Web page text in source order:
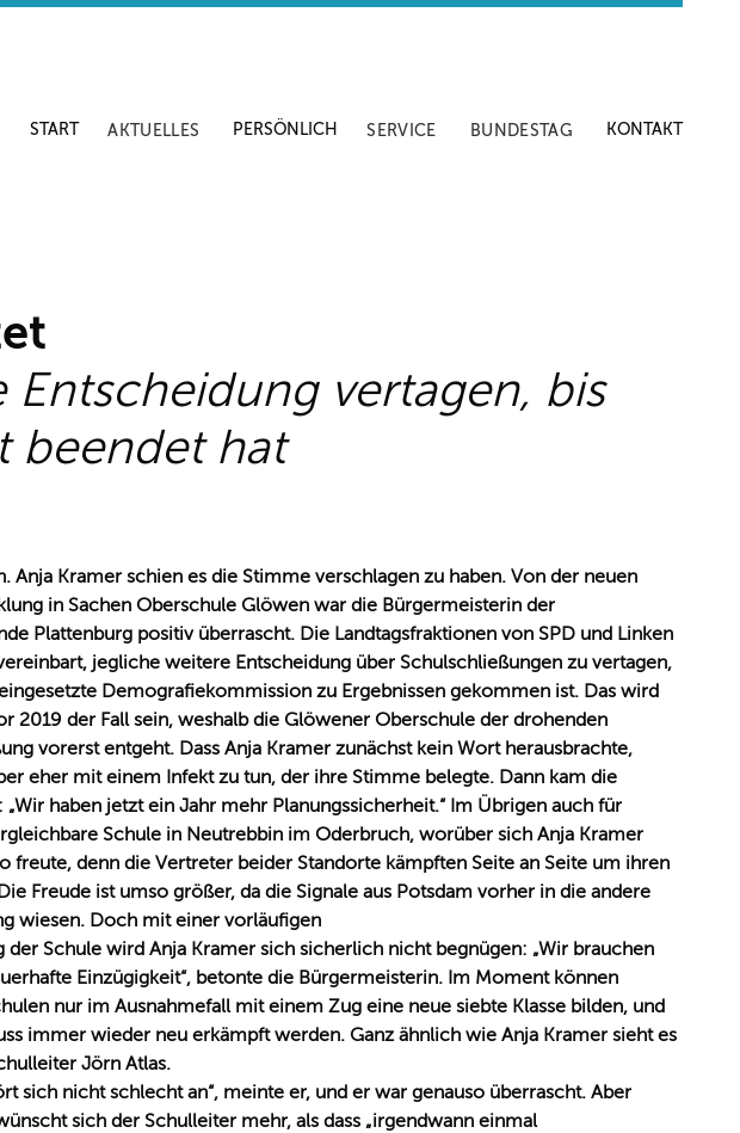
START AKTUELLES PERSÖNLICH SERVICE BUNDESTAG KONTAKT
vertagen, bis
beendet hat
Anja Kramer schien es die Stimme verschlagen zu haben. Von der neuen
in Sachen Oberschule Glöwen war die Bürgermeisterin der
Plattenburg positiv überrascht. Die Landtagsfraktionen von SPD und Linken
jegliche weitere Entscheidung über Schulschließungen zu vertagen,
Demografiekommission zu Ergebnissen gekommen ist. Das wird
2019 der Fall sein, weshalb die Glöwener Oberschule der drohenden
vorerst entgeht. Dass Anja Kramer zunächst kein Wort herausbrachte,
eher mit einem Infekt zu tun, der ihre Stimme belegte. Dann kam die
„Wir haben jetzt ein Jahr mehr Planungssicherheit.“ Im Übrigen auch für
Schule in Neutrebbin im Oderbruch, worüber sich Anja Kramer
freute, denn die Vertreter beider Standorte kämpften Seite an Seite um ihren
Freude ist umso größer, da die Signale aus Potsdam vorher in die andere
wiesen. Doch mit einer vorläufigen
der Schule wird Anja Kramer sich sicherlich nicht begnügen: „Wir brauchen
Einzügigkeit“, betonte die Bürgermeisterin. Im Moment können
nur im Ausnahmefall mit einem Zug eine neue siebte Klasse bilden, und
immer wieder neu erkämpft werden. Ganz ähnlich wie Anja Kramer sieht es
Jörn Atlas.
sich nicht schlecht an“, meinte er, und er war genauso überrascht. Aber
sich der Schulleiter mehr, als dass „irgendwann einmal